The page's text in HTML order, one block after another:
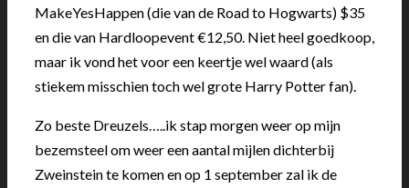
MakeYesHappen (die van de Road to Hogwarts) $35
en die van Hardloopevent €12,50. Niet heel goedkoop,
maar ik vond het voor een keertje wel waard (als
stiekem misschien toch wel grote Harry Potter fan).
Zo beste Dreuzels…..ik stap morgen weer op mijn
bezemsteel om weer een aantal mijlen dichterbij
Zweinstein te komen en op 1 september zal ik de